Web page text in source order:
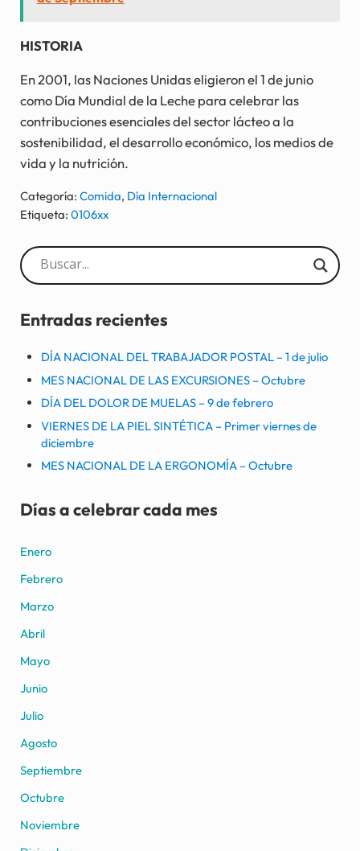
HISTORIA
En 2001, las Naciones Unidas eligieron el 1 de junio
como Día Mundial de la Leche para celebrar las
contribuciones esenciales del sector lácteo a la
sostenibilidad, el desarrollo económico, los medios de
vida y la nutrición.
Categoría: Comida, Día Internacional
Etiqueta: 0106xx
Sidebar
Entradas recientes
DÍA NACIONAL DEL TRABAJADOR POSTAL – 1 de julio
MES NACIONAL DE LAS EXCURSIONES – Octubre
DÍA DEL DOLOR DE MUELAS – 9 de febrero
VIERNES DE LA PIEL SINTÉTICA – Primer viernes de
diciembre
MES NACIONAL DE LA ERGONOMÍA – Octubre
Días a celebrar cada mes
Enero
Febrero
Marzo
Abril
Mayo
Junio
Julio
Agosto
Septiembre
Octubre
Noviembre